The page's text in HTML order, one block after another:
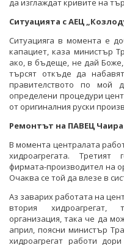
Ситуацията с АЕЦ
Ситуацияга в момента е
капациет, каза министър
ако, в бъдеще, не дай
търсят откъде да
правителството по мой
определени процедури
от оригиналния руски
Ремонтът на ПАВЕЦ Чаира
В момента централата
хидроагрегата.
фирмата-производител на
Очаква се той да влезе в
Аз заварих работата на
втория хидроагрегат,
организация, така че да
април, поясни министър
хидроагрегат работи